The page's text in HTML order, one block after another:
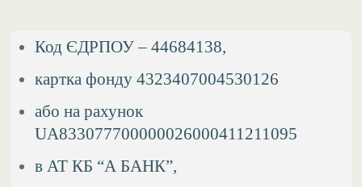
Код ЄДРПОУ – 44684138,
картка фонду 4323407004530126
або на рахунок
UA833077700000026000411211095
в АТ КБ “А БАНК”,